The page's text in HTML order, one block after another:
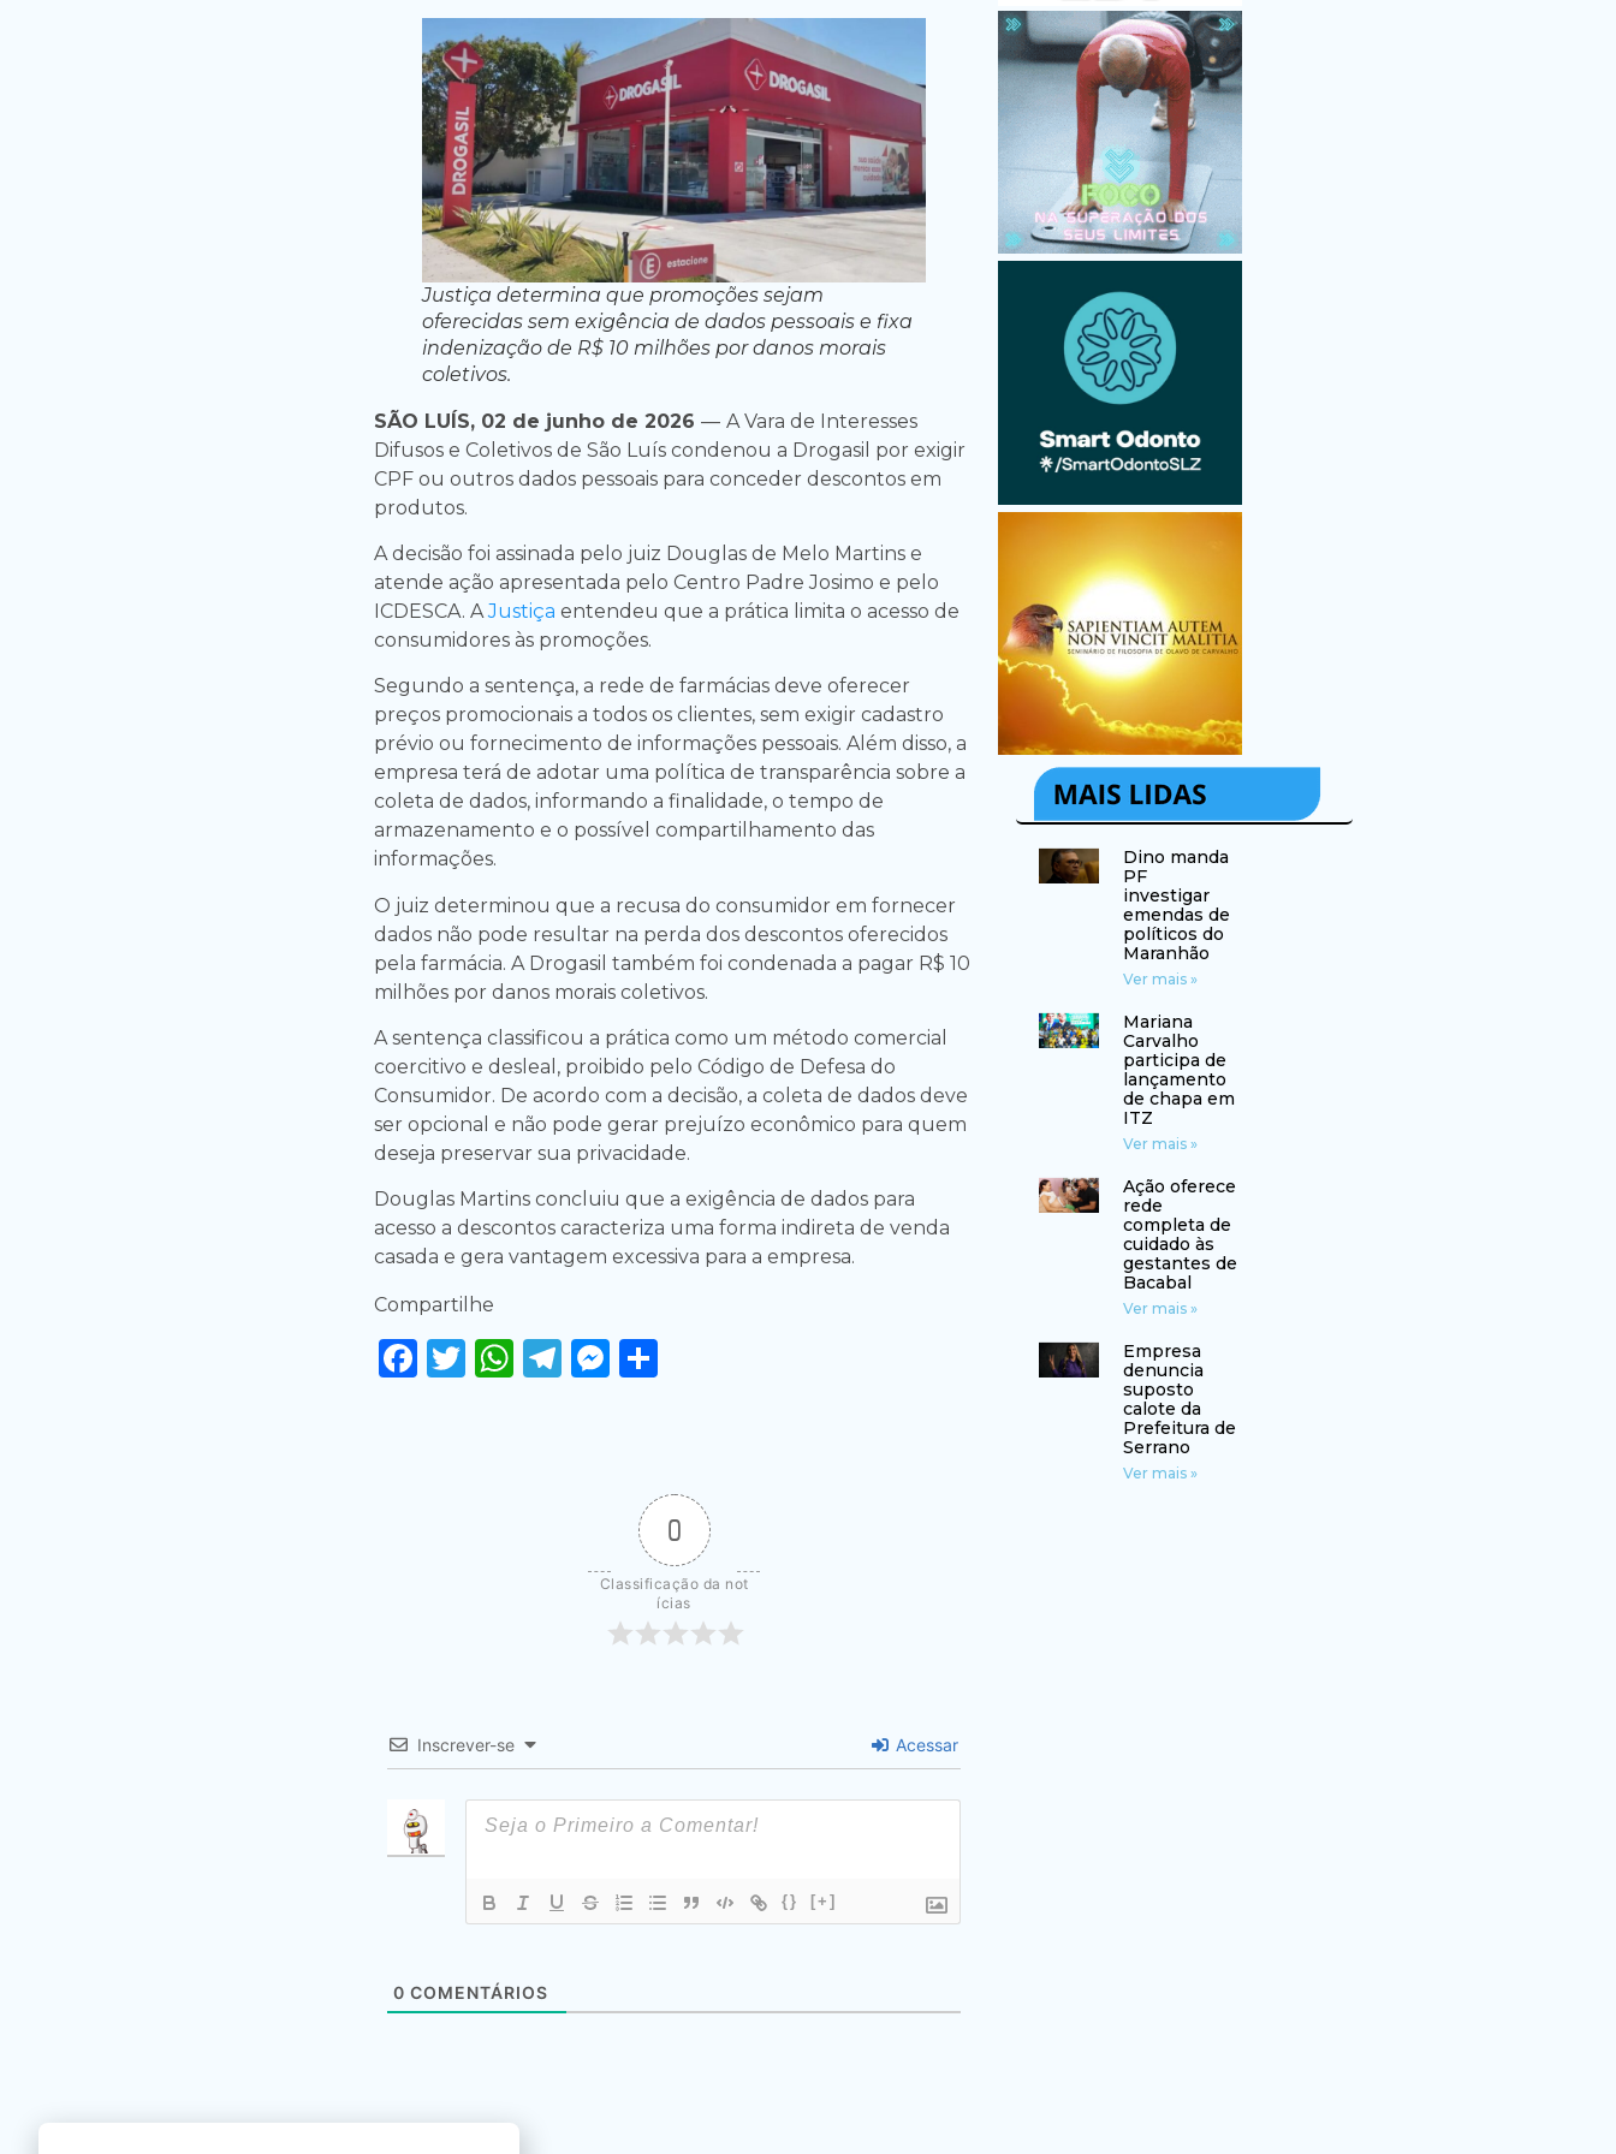
Justiça determina que promoções sejam
oferecidas sem exigência de dados pessoais e fixa
indenização de R$ 10 milhões por danos morais
coletivos.
SÃO LUÍS, 02 de junho de 2026 — A Vara de Interesses
Difusos e Coletivos de São Luís condenou a Drogasil por exigir
CPF ou outros dados pessoais para conceder descontos em
produtos.
A decisão foi assinada pelo juiz Douglas de Melo Martins e
atende ação apresentada pelo Centro Padre Josimo e pelo
ICDESCA. AJustiça entendeu que a prática limita o acesso de
consumidores às promoções.
Segundo a sentença, a rede de farmácias deve oferecer
preços promocionais a todos os clientes, sem exigir cadastro
prévio ou fornecimento de informações pessoais. Além disso, a
empresa terá de adotar uma política de transparência sobre a
coleta de dados, informando a finalidade, o tempo de
armazenamento e o possível compartilhamento das
informações.
O juiz determinou que a recusa do consumidor em fornecer
dados não pode resultar na perda dos descontos oferecidos
pela farmácia. A Drogasil também foi condenada a pagar R$ 10
milhões por danos morais coletivos.
A sentença classificou a prática como um método comercial
coercitivo e desleal, proibido pelo Código de Defesa do
Consumidor. De acordo com a decisão, a coleta de dados deve
ser opcional e não pode gerar prejuízo econômico para quem
deseja preservar sua privacidade.
Douglas Martins concluiu que a exigência de dados para
acesso a descontos caracteriza uma forma indireta de venda
casada e gera vantagem excessiva para a empresa.
Compartilhe
Facebook
Twitter
WhatsApp
Telegram
Messenger
0
Classificação da not
ícias
Inscrever-se Acessar
{} [+]
0 COMENTÁRIOS
Dino manda
PF
investigar
emendas de
políticos do
Maranhão
Ver mais »
Mariana
Carvalho
participa de
lançamento
de chapa em
ITZ
Ver mais »
Ação oferece
rede
completa de
cuidado às
gestantes de
Bacabal
Ver mais »
Empresa
denuncia
suposto
calote da
Prefeitura de
Serrano
Ver mais »